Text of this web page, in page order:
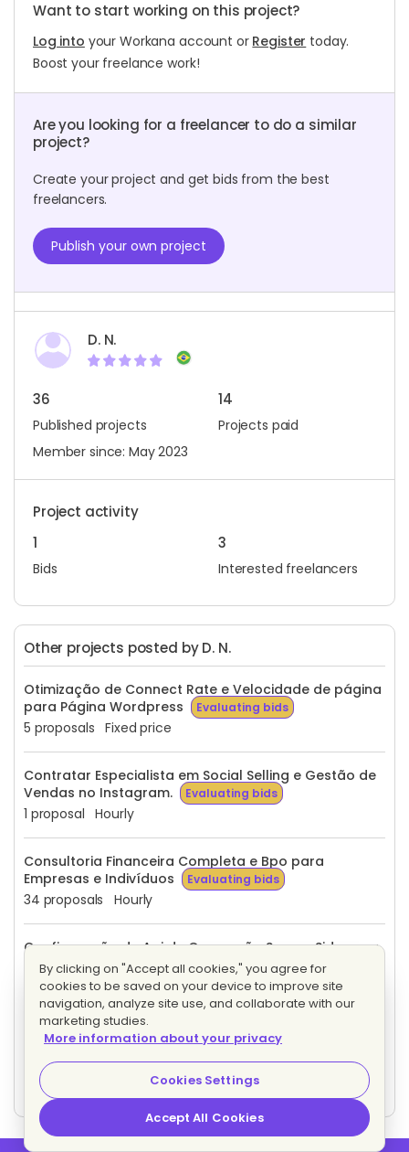
Want to start working on this project?
Log into your Workana account or Register today.
Boost your freelance work!
Are you looking for a freelancer to do a similar
project?
Create your project and get bids from the best
freelancers.
Publish your own project
D. N.
36
Published projects
14
Projects paid
Member since: May 2023
Project activity
1
Bids
3
Interested freelancers
Other projects posted by D. N.
Otimização de Connect Rate e Velocidade de página
para Página Wordpress
Evaluating bids
5 proposals Fixed price
Contratar Especialista em Social Selling e Gestão de
Vendas no Instagram.
Evaluating bids
1 proposal Hourly
Consultoria Financeira Completa e Bpo para
Empresas e Indivíduos
Evaluating bids
34 proposals Hourly
Configuração de Api de Conversão Server-Side para
Deduplicação de Eventos e Otimização de Leads
Evaluating bids
13 proposals Fixed price
Editor de Vídeos para Criação de Reels e Conteúdo
Curto para Redes Sociais
10 proposals Fixed price
By clicking on "Accept all cookies," you agree for
cookies to be saved on your device to improve site
navigation, analyze site use, and collaborate with our
marketing studies.
More information about your privacy
Cookies Settings
Accept All Cookies